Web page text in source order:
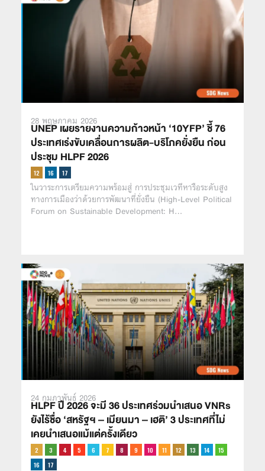
28 พฤษภาคม 2026
UNEP เผยรายงานความก้าวหน้า ‘10YFP’ ชี้ 76
ประเทศเร่งขับเคลื่อนการผลิต-บริโภคยั่งยืน ก่อน
ประชุม HLPF 2026
ในวาระการเตรียมความพร้อมสู่ การประชุมเวทีหารือระดับสูง
ทางการเมืองว่าด้วยการพัฒนาที่ยั่งยืน (High-Level Political
Forum on Sustainable Development: H…
24 กุมภาพันธ์ 2026
HLPF ปี 2026 จะมี 36 ประเทศร่วมนำเสนอ VNRs
ยังไร้ชื่อ ‘สหรัฐฯ – เมียนมา – เฮติ’ 3 ประเทศที่ไม่
เคยนำเสนอแม้แต่ครั้งเดียว